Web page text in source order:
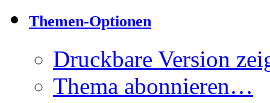
Themen-Optionen
Druckbare Version
Thema abonnieren…